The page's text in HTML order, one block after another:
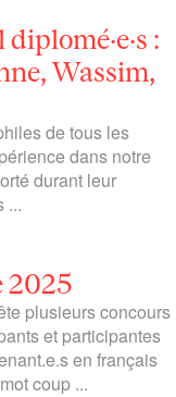
:
Wassim,
de tous les
dans notre
durant leur
...
2025
plusieurs concours
et participantes
en français
coup ...